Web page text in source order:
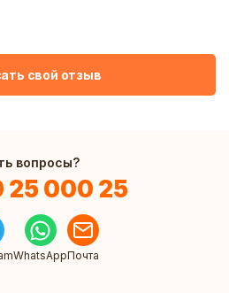
свой отзыв
вопросы?
25 000 25
WhatsAppПочта